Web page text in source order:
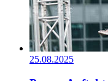
25.08.2025